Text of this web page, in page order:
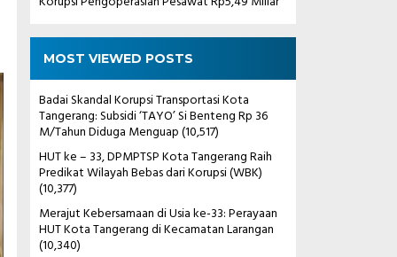
MOST VIEWED POSTS
Badai Skandal Korupsi Transportasi Kota
Tangerang: Subsidi ‘TAYO’ Si Benteng Rp 36
M/Tahun Diduga Menguap(10,517)
HUT ke – 33, DPMPTSP Kota Tangerang Raih
Predikat Wilayah Bebas dari Korupsi (WBK)
(10,377)
Merajut Kebersamaan di Usia ke-33: Perayaan
HUT Kota Tangerang di Kecamatan Larangan
(10,340)